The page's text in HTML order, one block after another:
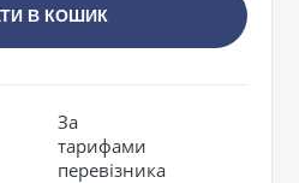
В КОШИК
За
тарифами
перевізника